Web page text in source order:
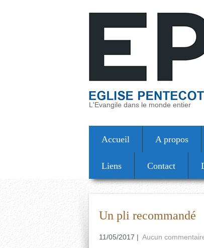
L'Evangile dans le monde entier
Accueil A propos
Liens Contact
Un pli recommandé
11/05/2017 | Aucun